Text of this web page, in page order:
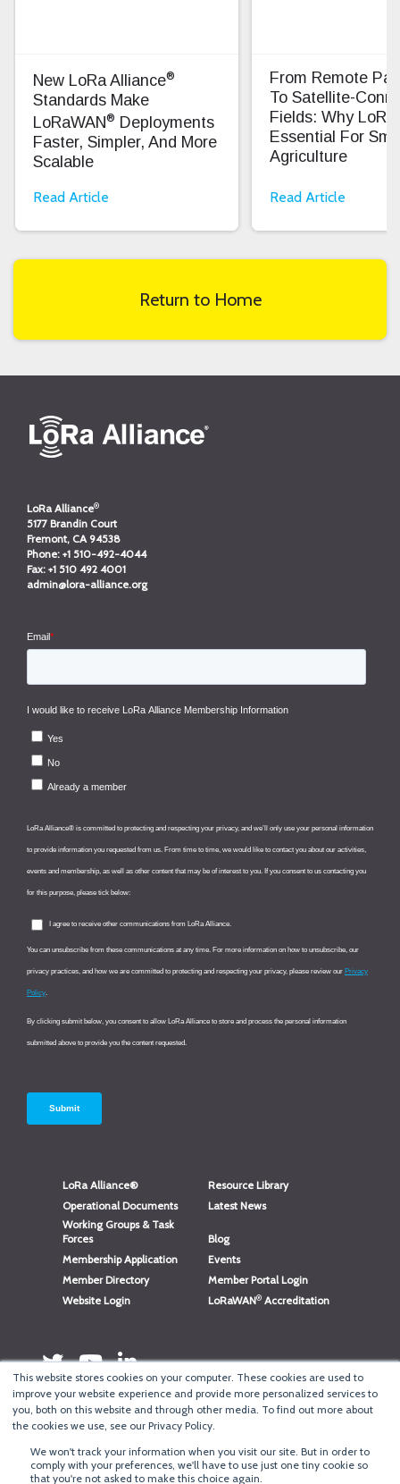
This website stores cookies on your computer. These cookies are used to
improve your website experience and provide more personalized services to
you, both on this website and through other media. To find out more about
the cookies we use, see our Privacy Policy.
We won't track your information when you visit our site. But in order to
comply with your preferences, we'll have to use just one tiny cookie so
that you're not asked to make this choice again.
New LoRa Alliance®
Standards Make
LoRaWAN® Deployments
Faster, Simpler, And More
Scalable
Read Article
From Remote
To Satellite-
Fields: Why
Essential For
Agriculture
Read Article
Return to Home
LoRa Alliance®
5177 Brandin Court
Fremont, CA 94538
Phone: +1 510-492-4044
Fax: +1 510 492 4001
admin@lora-alliance.org
LoRa Alliance®
Resource Library
Operational Documents
Latest News
Working Groups & Task
Forces
Blog
Membership Application
Events
Member Directory
Member Portal Login
Website Login
LoRaWAN® Accreditation
CopyrightLoRa Alliance®